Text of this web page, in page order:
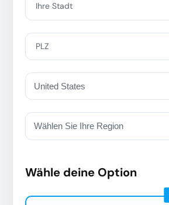
Ihre Stadt
PLZ
Wähle deine Option